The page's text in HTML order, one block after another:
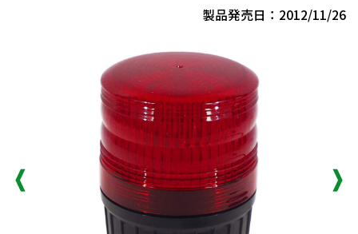
製品発売日：2012/11/26